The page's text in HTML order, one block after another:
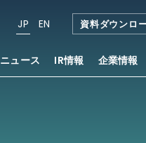
ニュース IR情報 企業情報
JP EN 資料ダウンロ